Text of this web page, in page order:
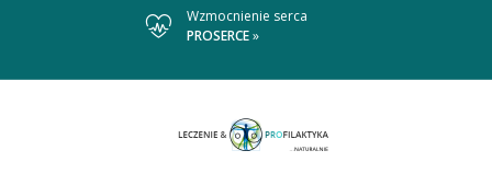
Facebooku
Wzmocnienie serca
PROSERCE»